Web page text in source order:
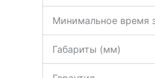
Минимальное время
Габариты (мм)